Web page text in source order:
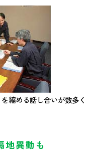
縮める話し合いが数多く
地異動も